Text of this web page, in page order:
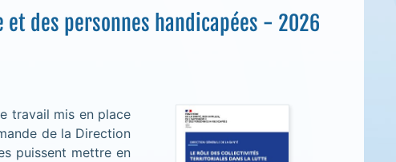
des personnes handicapées - 2026
travail mis en place
de la Direction
puissent mettre en